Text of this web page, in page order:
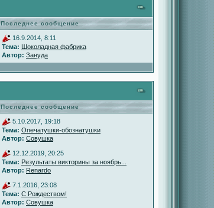
Последнее сообщение
16.9.2014, 8:11
Тема: Шоколадная фабрика
Автор: Зануда
Последнее сообщение
5.10.2017, 19:18
Тема: Опечатушки-обознатушки
Автор: Совушка
12.12.2019, 20:25
Тема: Результаты викторины за ноябрь...
Автор: Renardo
7.1.2016, 23:08
Тема: С Рождеством!
Автор: Совушка